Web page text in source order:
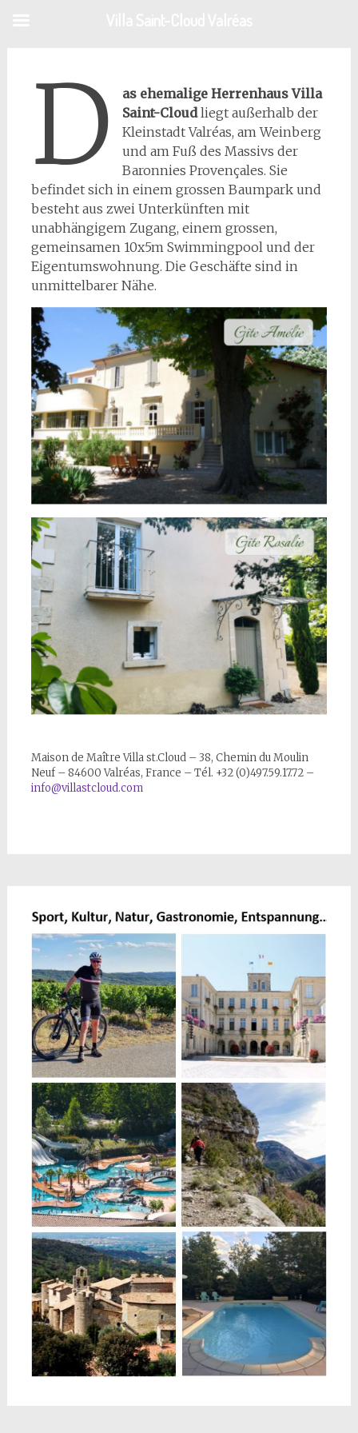
D
as ehemalige Herrenhaus Villa
Saint-Cloudliegt außerhalb der
Kleinstadt Valréas, am Weinberg
und am Fuß des Massivs der
Baronnies Provençales. Sie
befindet sich in einem grossen Baumpark und
besteht aus zwei Unterkünften mit
unabhängigem Zugang, einem grossen,
gemeinsamen 10x5m Swimmingpool und der
Eigentumswohnung. Die Geschäfte sind in
unmittelbarer Nähe.
Maison de Maître Villa st.Cloud – 38, Chemin du Moulin
Neuf – 84600 Valréas, France – Tél. +32 (0)497.59.17.72 –
info@villastcloud.com